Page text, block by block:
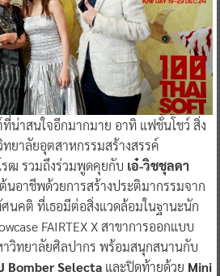
น่าสนใจอีกมากมาย อาทิ แฟชั่นโชว์ สิ่ง
ยาลัยอุตสาหกรรมสร้างสรรค์
ฒ รวมถึงร่วมพูดคุยกับ เอ๋-วิชชุลดา
อาชีพด้วยการสร้างประติมากรรมจาก
นคติ ที่เธอมีต่อสิ่งแวดล้อมในฐานะนัก
FAIRTEX X สาขาการออกแบบ
ทยาลัยศิลปากร พร้อมสนุกสนานกับ
Bomber Selectaและปิดท้ายด้วย Mini